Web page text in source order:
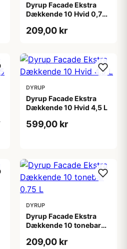
Dyrup Facade Ekstra
Dækkende 10 Hvid 0,75
209,00 kr
DYRUP
Dyrup Facade Ekstra
Dækkende 10 Hvid 4,5 L
599,00 kr
DYRUP
Dyrup Facade Ekstra
Dækkende 10 tonebar
209,00 kr